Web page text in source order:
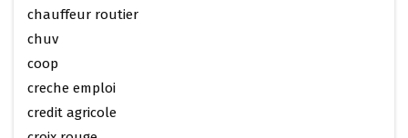
chauffeur routier
chuv
coop
creche emploi
credit agricole